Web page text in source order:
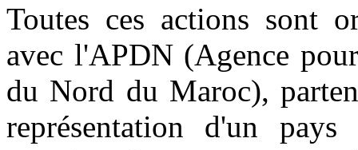
Toutes ces actions sont
avec l'APDN (Agence
du Nord du Maroc),
représentation d'un